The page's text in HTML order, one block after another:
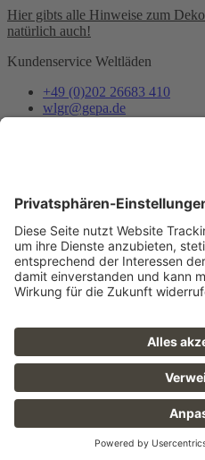
Hier gibts alle Hinweise zum
natürlich auch!
Kundenservice Weltläden
+49 (0)202 26683 410
wlgr@gepa.de
Jetzt abonnieren
FAQ
Datenschutz
Barrierefreiheit
Karriere